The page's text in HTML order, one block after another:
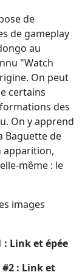
de
de gameplay
au
"Watch
On peut
certains
des
On y apprend
Baguette de
apparition,
même : le
images
: Link et épée
: Link et